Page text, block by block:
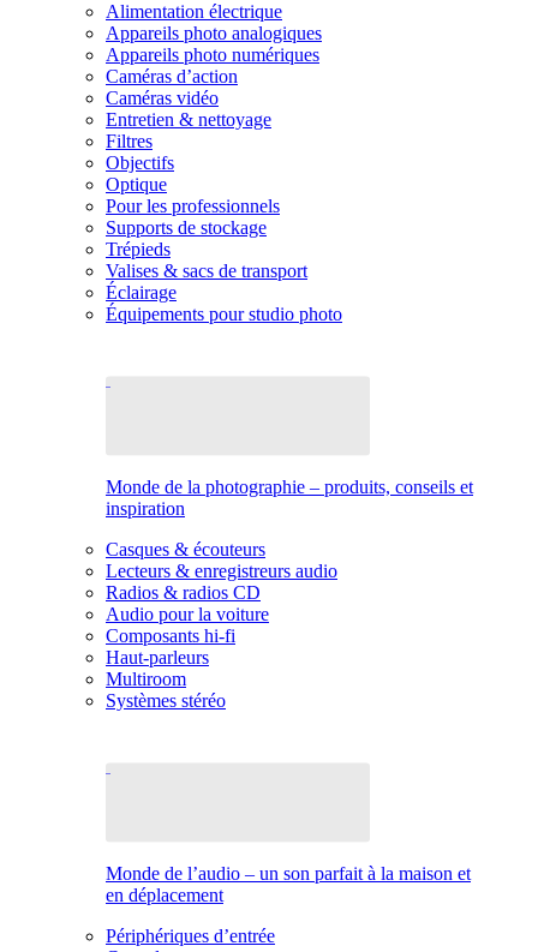
Alimentation électrique
Appareils photo analogiques
Appareils photo numériques
Caméras d’action
Caméras vidéo
Entretien & nettoyage
Filtres
Objectifs
Optique
Pour les professionnels
Supports de stockage
Trépieds
Valises & sacs de transport
Éclairage
Équipements pour studio photo
Monde de la photographie – produits, conseils et
inspiration
Casques & écouteurs
Lecteurs & enregistreurs audio
Radios & radios CD
Audio pour la voiture
Composants hi-fi
Haut-parleurs
Multiroom
Systèmes stéréo
Monde de l’audio – un son parfait à la maison et
en déplacement
Périphériques d’entrée